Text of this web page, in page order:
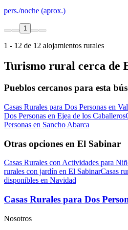
pers./noche (aprox.)
1
1 - 12 de 12 alojamientos rurales
Turismo rural cerca de
Pueblos cercanos para esta
Casas Rurales para Dos Personas en
Dos Personas en Ejea de los Caballeros
Personas en Sancho Abarca
Otras opciones en El Sabinar
Casas Rurales con Actividades para
rurales con jardín en El SabinarCasas
disponibles en Navidad
Casas Rurales para Dos
Nosotros